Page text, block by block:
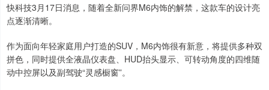
快科技3月17日消息，随着全新问界M6内饰的解禁，这款车的设计亮
点逐渐清晰。
作为面向年轻家庭用户打造的SUV，M6内饰很有新意，将提供多种双
拼色，同时提供全液晶仪表盘、HUD抬头显示、可转动角度的四维随
动中控屏以及副驾驶“灵感橱窗”。